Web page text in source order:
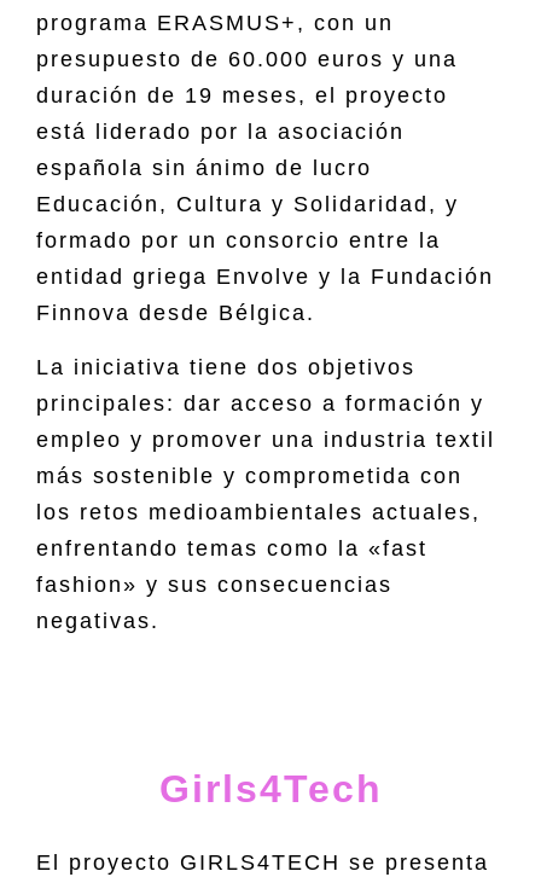
programa ERASMUS+, con un
presupuesto de 60.000 euros y una
duración de 19 meses, el proyecto
está liderado por la asociación
española sin ánimo de lucro
Educación, Cultura y Solidaridad, y
formado por un consorcio entre la
entidad griega Envolve y la Fundación
Finnova desde Bélgica.
La iniciativa tiene dos objetivos
principales: dar acceso a formación y
empleo y promover una industria textil
más sostenible y comprometida con
los retos medioambientales actuales,
enfrentando temas como la «fast
fashion» y sus consecuencias
negativas.
Girls4Tech
El proyecto GIRLS4TECH se presenta